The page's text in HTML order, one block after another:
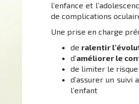
l’enfance et
de complications
Une prise en charge
de ralentir
d’améliorer le
de limiter le
d’assurer un suivi
l’enfant